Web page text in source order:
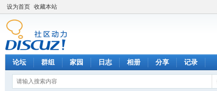
设为首页 收藏本站
论坛 群组 家园 日志 相册 分享 记录